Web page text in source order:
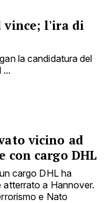
vince; l'ira di
la candidatura del
...
vicino ad
con cargo DHL
cargo DHL ha
a Hannover.
e Nato